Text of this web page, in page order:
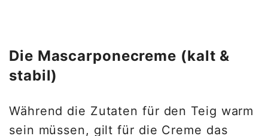
Die Mascarponecreme (kalt &
stabil)
Während die Zutaten für den Teig warm
sein müssen, gilt für die Creme das